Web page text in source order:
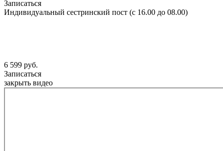
Записаться
Индивидуальный сестринский пост (с 16.00 до 08.00)
6 599 руб.
Записаться
закрыть видео